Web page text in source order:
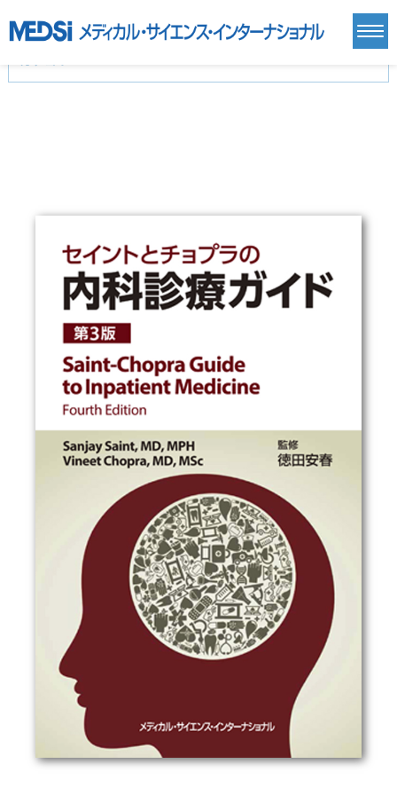
基礎医学(93)
基礎医学関連科学(80)
自然科学(25)
薬学(7)
衛生・公衆衛生学(14)
医学一般(91)